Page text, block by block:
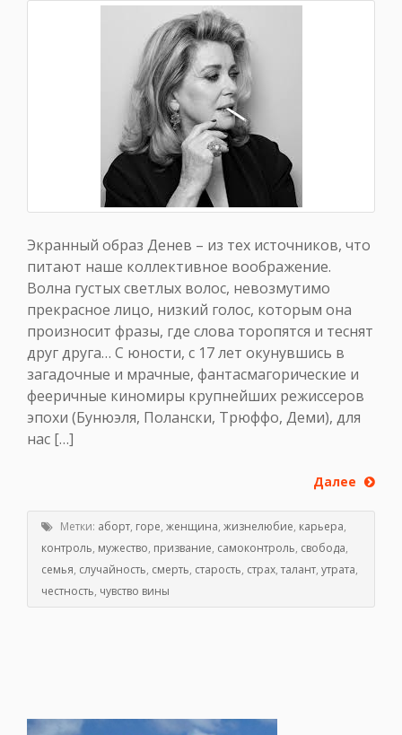
Экранный образ Денев – из тех источников, что
питают наше коллективное воображение.
Волна густых светлых волос, невозмутимо
прекрасное лицо, низкий голос, которым она
произносит фразы, где слова торопятся и теснят
друг друга… С юности, с 17 лет окунувшись в
загадочные и мрачные, фантасмагорические и
фееричные киномиры крупнейших режиссеров
эпохи (Бунюэля, Полански, Трюффо, Деми), для
нас […]
Далее
Метки: аборт, горе, женщина, жизнелюбие, карьера,
контроль, мужество, призвание, самоконтроль, свобода,
семья, случайность, смерть, старость, страх,талант, утрата,
честность, чувство вины